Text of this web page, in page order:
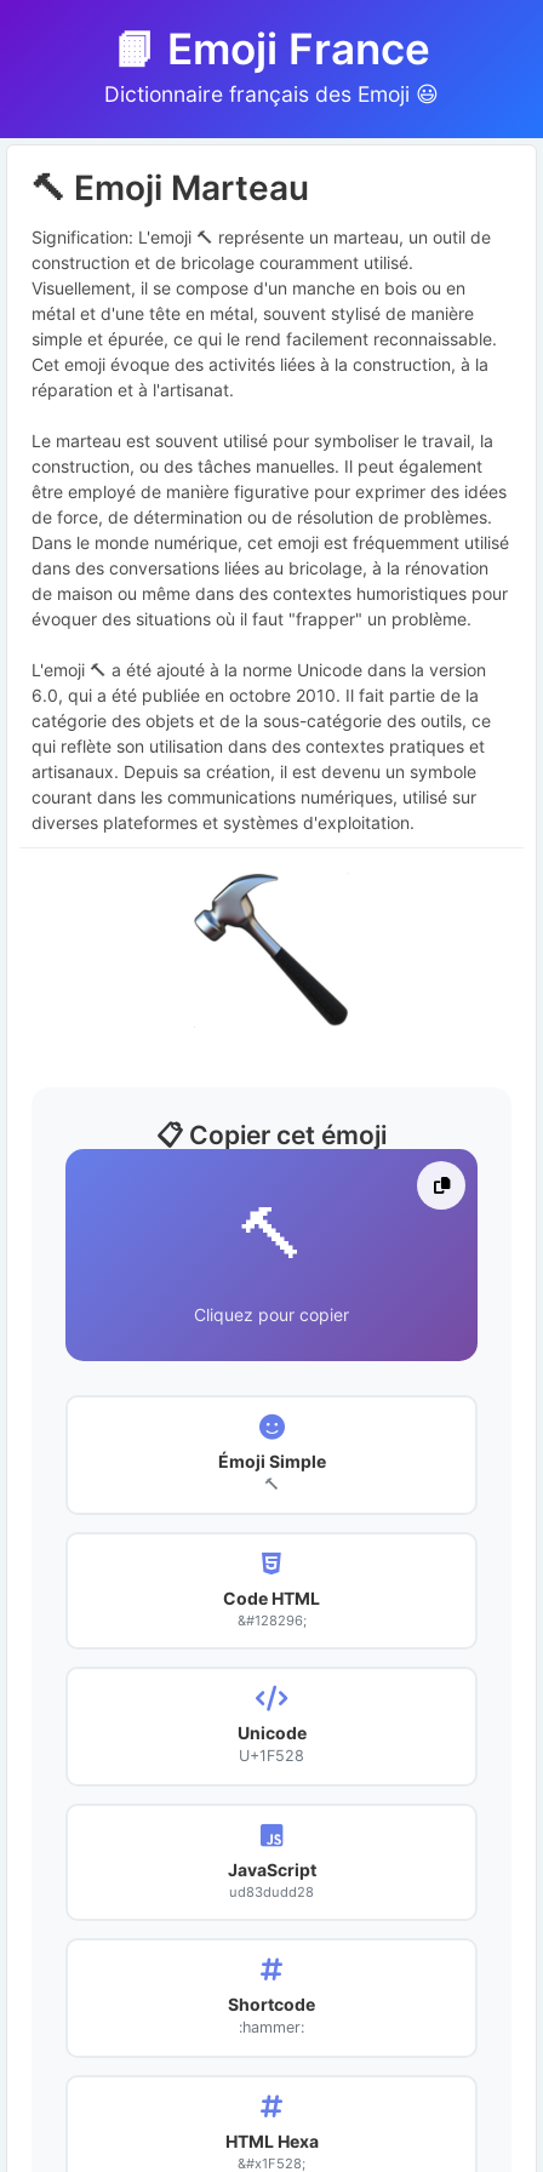
📙 Emoji France
Dictionnaire français des Emoji 😃
🔨 Emoji Marteau
Signification: L'emoji 🔨 représente un marteau, un outil de
construction et de bricolage couramment utilisé.
Visuellement, il se compose d'un manche en bois ou en
métal et d'une tête en métal, souvent stylisé de manière
simple et épurée, ce qui le rend facilement reconnaissable.
Cet emoji évoque des activités liées à la construction, à la
réparation et à l'artisanat.
Le marteau est souvent utilisé pour symboliser le travail, la
construction, ou des tâches manuelles. Il peut également
être employé de manière figurative pour exprimer des idées
de force, de détermination ou de résolution de problèmes.
Dans le monde numérique, cet emoji est fréquemment utilisé
dans des conversations liées au bricolage, à la rénovation
de maison ou même dans des contextes humoristiques pour
évoquer des situations où il faut "frapper" un problème.
L'emoji 🔨 a été ajouté à la norme Unicode dans la version
6.0, qui a été publiée en octobre 2010. Il fait partie de la
catégorie des objets et de la sous-catégorie des outils, ce
qui reflète son utilisation dans des contextes pratiques et
artisanaux. Depuis sa création, il est devenu un symbole
courant dans les communications numériques, utilisé sur
diverses plateformes et systèmes d'exploitation.
📋 Copier cet émoji
🔨
Cliquez pour copier
Émoji Simple
🔨
Code HTML
&#128296;
Unicode
U+1F528
JavaScript
ud83dudd28
Shortcode
:hammer:
HTML Hexa
&#x1F528;